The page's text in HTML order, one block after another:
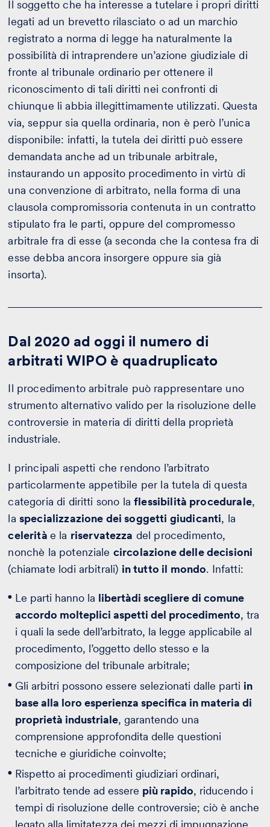
Il soggetto che ha interesse a tutelare i propri diritti
legati ad un brevetto rilasciato o ad un marchio
registrato a norma di legge ha naturalmente la
possibilità di intraprendere un’azione giudiziale di
fronte al tribunale ordinario per ottenere il
riconoscimento di tali diritti nei confronti di
chiunque li abbia illegittimamente utilizzati. Questa
via, seppur sia quella ordinaria, non è però l’unica
disponibile: infatti, la tutela dei diritti può essere
demandata anche ad un tribunale arbitrale,
instaurando un apposito procedimento in virtù di
una convenzione di arbitrato, nella forma di una
clausola compromissoria contenuta in un contratto
stipulato fra le parti, oppure del compromesso
arbitrale fra di esse (a seconda che la contesa fra di
esse debba ancora insorgere oppure sia già
insorta).
Dal 2020 ad oggi il numero di
arbitrati WIPO è quadruplicato
Il procedimento arbitrale può rappresentare uno
strumento alternativo valido per la risoluzione delle
controversie in materia di diritti della proprietà
industriale.
I principali aspetti che rendono l’arbitrato
particolarmente appetibile per la tutela di questa
categoria di diritti sono laflessibilità procedurale,
la specializzazione dei soggetti giudicanti, la
celerità e la riservatezza del procedimento,
nonchè la potenziale circolazione delle decisioni
(chiamate lodi arbitrali) in tutto il mondo. Infatti:
Le parti hanno la libertàdi scegliere di comune
accordo molteplici aspetti del procedimento, tra
i quali la sede dell’arbitrato, la legge applicabile al
procedimento, l’oggetto dello stesso e la
composizione del tribunale arbitrale;
Gli arbitri possono essere selezionati dalle parti in
base alla loro esperienza specifica in materia di
proprietà industriale, garantendo una
comprensione approfondita delle questioni
tecniche e giuridiche coinvolte;
Rispetto ai procedimenti giudiziari ordinari,
l’arbitrato tende ad essere più rapido, riducendo i
tempi di risoluzione delle controversie; ciò è anche
legato alla limitatezza dei mezzi di impugnazione